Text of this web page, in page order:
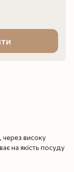
високу
на якість посуду